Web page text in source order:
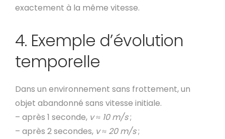
exactement à la même vitesse.
4. Exemple d’évolution
temporelle
Dans un environnement sans frottement, un
objet abandonné sans vitesse initiale.
– après 1 seconde, v ≈ 10 m/s;
– après 2 secondes, v ≈ 20 m/s;